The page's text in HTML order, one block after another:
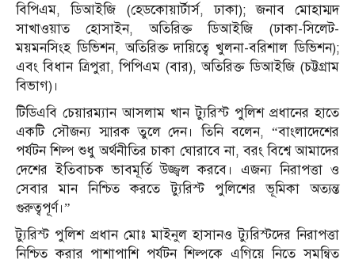
বিপিএম, ডিআইজি (হেডকোয়ার্টার্স, ঢাকা); জনাব মোহাম্মদ
সাখাওয়াত হোসাইন, অতিরিক্ত ডিআইজি (ঢাকা-সিলেট-
ময়মনসিংহ ডিভিশন, অতিরিক্ত দায়িত্বে খুলনা-বরিশাল ডিভিশন);
এবং বিধান ত্রিপুরা, পিপিএম (বার), অতিরিক্ত ডিআইজি (চট্টগ্রাম
বিভাগ)।
টিডিএবি চেয়ারম্যান আসলাম খান ট্যুরিস্ট পুলিশ প্রধানের হাতে
একটি সৌজন্য স্মারক তুলে দেন। তিনি বলেন, “বাংলাদেশের
পর্যটন শিল্প শুধু অর্থনীতির চাকা ঘোরাবে না, বরং বিশ্বে আমাদের
দেশের ইতিবাচক ভাবমূর্তি উজ্জ্বল করবে। এজন্য নিরাপত্তা ও
সেবার মান নিশ্চিত করতে ট্যুরিস্ট পুলিশের ভূমিকা অত্যন্ত
গুরুত্বপূর্ণ।”
ট্যুরিস্ট পুলিশ প্রধান মোঃ মাইনুল হাসানও ট্যুরিস্টদের নিরাপত্তা
নিশ্চিত করার পাশাপাশি পর্যটন শিল্পকে এগিয়ে নিতে সমন্বিত